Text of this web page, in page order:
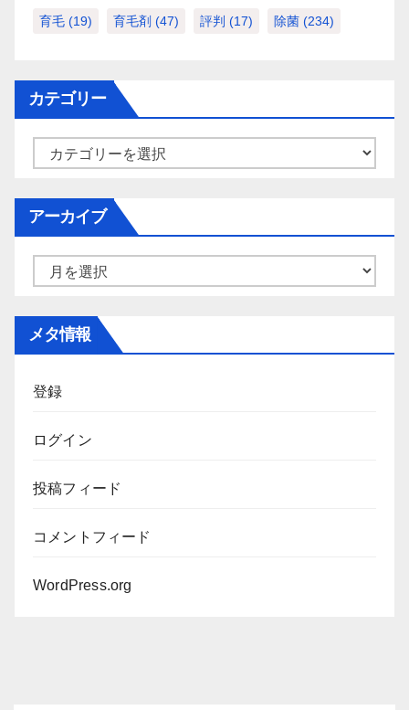
育毛 (19) 育毛剤 (47) 評判 (17) 除菌 (234)
カテゴリー
ー
アーカイブ
メタ情報
登録
ログイン
投稿フィード
コメントフィード
WordPress.org